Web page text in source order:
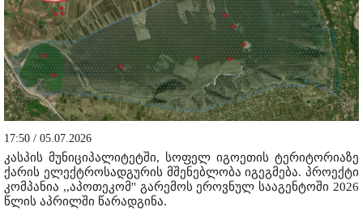
17:50 / 05.07.2026
კასპის მუნიციპალიტეტში, სოფელ იგოეთის ტერიტორიაზე
ქარის ელექტროსადგურის მშენებლობა იგეგმება. პროექტი
კომპანია ,,აპოთეკომ'' გარემოს ეროვნულ სააგენტოში 2026
წლის აპრილში წარადგინა.